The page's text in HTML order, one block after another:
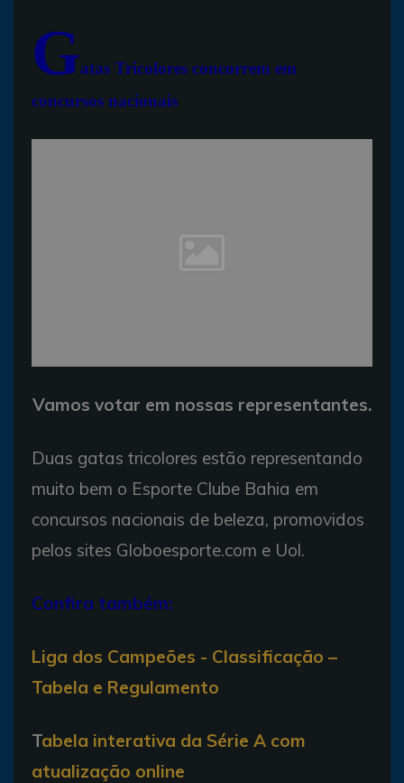
Gatas Tricolores concorrem em
concursos nacionais
Vamos votar em nossas representantes.
Duas gatas tricolores estão representando
muito bem o Esporte Clube Bahia em
concursos nacionais de beleza, promovidos
pelos sites Globoesporte.com e Uol.
Confira também:
Liga dos Campeões - Classificação –
Tabela e Regulamento
Tabela interativa da Série A com
atualização online